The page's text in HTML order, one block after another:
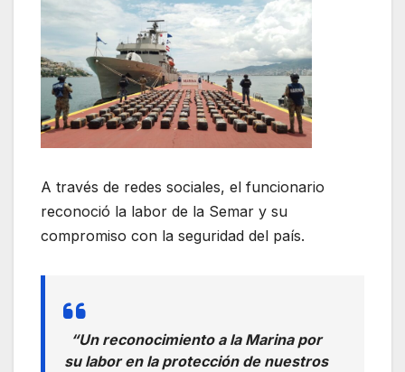
A través de redes sociales, el funcionario
reconoció la labor de la Semar y su
compromiso con la seguridad del país.
“Un reconocimiento a la Marina por
su labor en la protección de nuestros